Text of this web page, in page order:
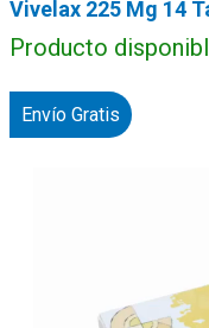
Vivelax 225 Mg 14
Producto
Envío Gratis